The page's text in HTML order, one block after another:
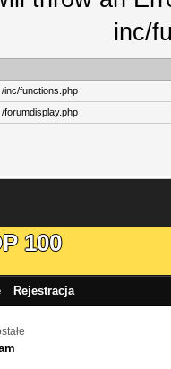
inc/
/inc/functions.php
/forumdisplay.php
100
Rejestracja